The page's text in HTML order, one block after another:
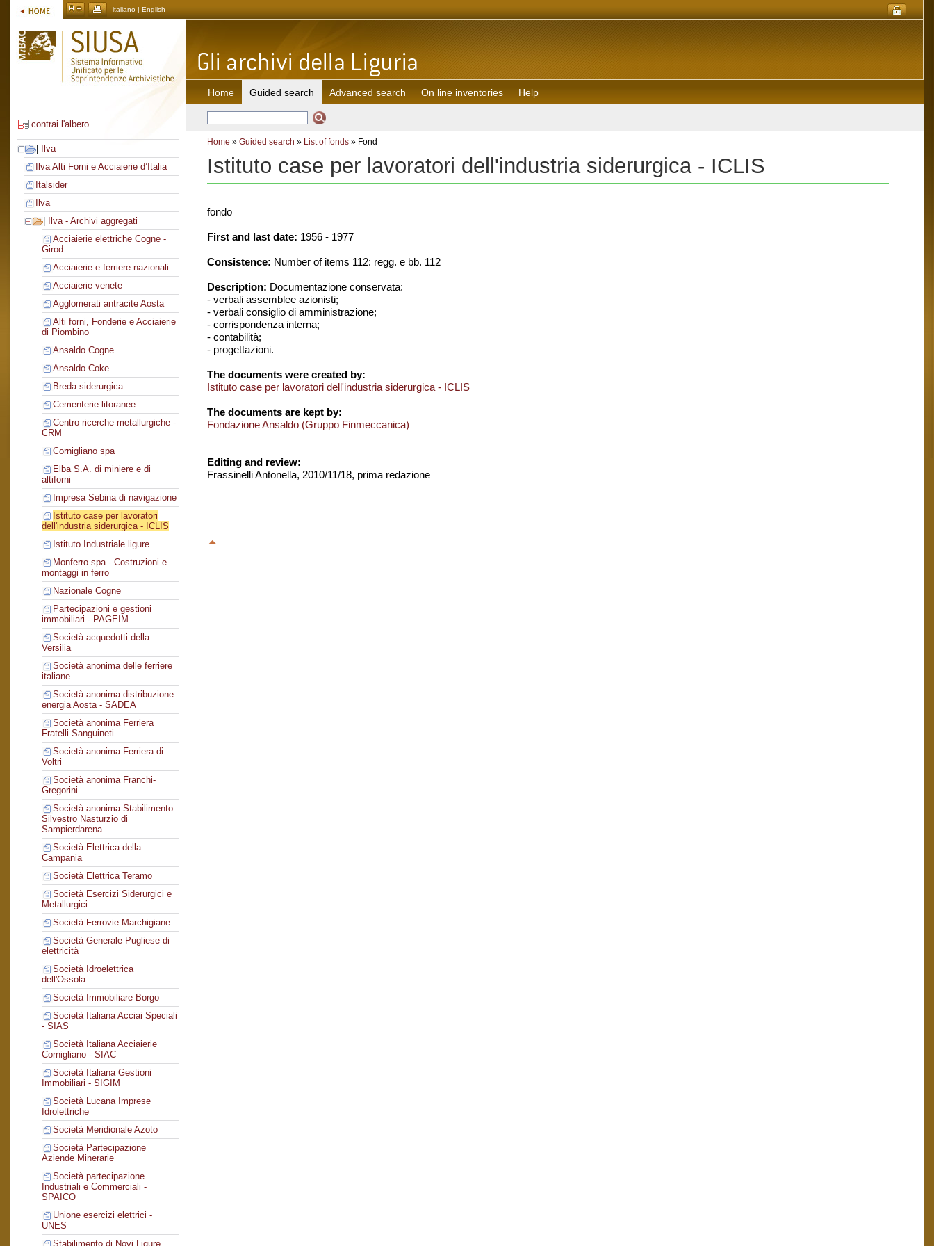
italiano | English
contrai l'albero
Ilva
Ilva Alti Forni e Acciaierie d’Italia
Italsider
Ilva
Ilva - Archivi aggregati
Acciaierie elettriche Cogne -
Girod
Acciaierie e ferriere nazionali
Acciaierie venete
Agglomerati antracite Aosta
Alti forni, Fonderie e Acciaierie
di Piombino
Ansaldo Cogne
Ansaldo Coke
Breda siderurgica
Cementerie litoranee
Centro ricerche metallurgiche -
CRM
Cornigliano spa
Elba S.A. di miniere e di
altiforni
Impresa Sebina di navigazione
Istituto case per lavoratori
dell'industria siderurgica - ICLIS
Istituto Industriale ligure
Monferro spa - Costruzioni e
montaggi in ferro
Nazionale Cogne
Partecipazioni e gestioni
immobiliari - PAGEIM
Società acquedotti della
Versilia
Società anonima delle ferriere
italiane
Società anonima distribuzione
energia Aosta - SADEA
Società anonima Ferriera
Fratelli Sanguineti
Società anonima Ferriera di
Voltri
Società anonima Franchi-
Gregorini
Società anonima Stabilimento
Silvestro Nasturzio di
Sampierdarena
Società Elettrica della
Campania
Società Elettrica Teramo
Società Esercizi Siderurgici e
Metallurgici
Società Ferrovie Marchigiane
Società Generale Pugliese di
elettricità
Società Idroelettrica
dell'Ossola
Società Immobiliare Borgo
Società Italiana Acciai Speciali
- SIAS
Società Italiana Acciaierie
Cornigliano - SIAC
Società Italiana Gestioni
Immobiliari - SIGIM
Società Lucana Imprese
Idrolettriche
Società Meridionale Azoto
Società Partecipazione
Aziende Minerarie
Società partecipazione
Industriali e Commerciali -
SPAICO
Unione esercizi elettrici -
UNES
Stabilimento di Novi Ligure
Home Guided search Advanced search On line inventories Help
Home » Guided search » List of fonds » Fond
Istituto case per lavoratori dell'industria siderurgica - ICLIS
fondo
First and last date: 1956 - 1977
Consistence: Number of items 112: regg. e bb. 112
Description: Documentazione conservata:
- verbali assemblee azionisti;
- verbali consiglio di amministrazione;
- corrispondenza interna;
- contabilità;
- progettazioni.
The documents were created by:
Istituto case per lavoratori dell'industria siderurgica - ICLIS
The documents are kept by:
Fondazione Ansaldo (Gruppo Finmeccanica)
Editing and review:
Frassinelli Antonella, 2010/11/18, prima redazione